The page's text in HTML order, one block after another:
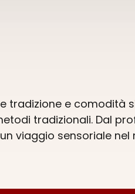
tradizione e
tradizionali. Dal
viaggio sensoriale
la passione dei